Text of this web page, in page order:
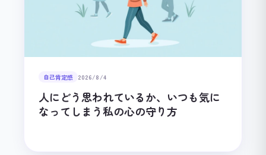
自己肯定感 2026/8/4
人にどう思われているか、いつも気に
なってしまう私の心の守り方